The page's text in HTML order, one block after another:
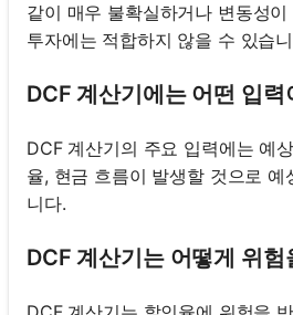
같이 매우 불확실하거나 변동성
투자에는 적합하지 않을 수 있습
DCF 계산기에는 어떤 입력
DCF 계산기의 주요 입력에는 예
율, 현금 흐름이 발생할 것으로 예
니다.
DCF 계산기는 어떻게 위험